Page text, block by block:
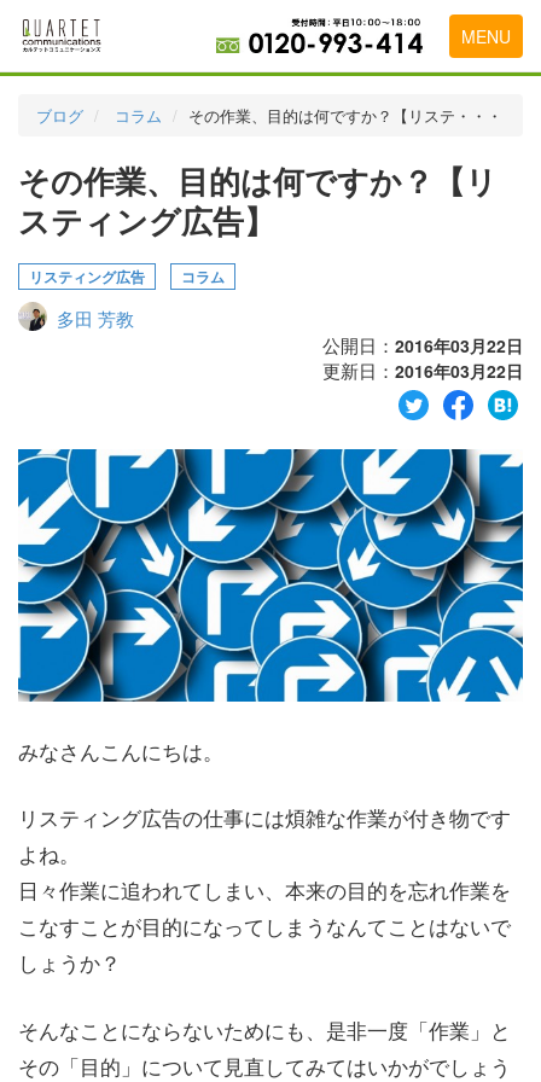
MENU
実績・お客様の声
初めて導入をお考えの方
代理店の乗り換えをお考えの方
会社概要
お問い合わせ
ブログ コラム その作業、目的は何ですか？【リステ・・・
その作業、目的は何ですか？【リ
スティング広告】
リスティング広告 コラム
多田 芳教
公開日： 2016年03月22日
更新日： 2016年03月22日
みなさんこんにちは。
リスティング広告の仕事には煩雑な作業が付き物です
よね。
日々作業に追われてしまい、本来の目的を忘れ作業を
こなすことが目的になってしまうなんてことはないで
しょうか？
そんなことにならないためにも、是非一度「作業」と
その「目的」について見直してみてはいかがでしょう